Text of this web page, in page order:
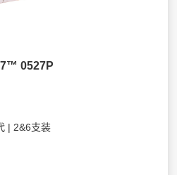
0527P
| 2&6支装